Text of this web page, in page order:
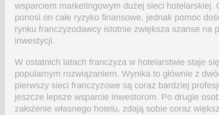
wsparciem marketingowym dużej sieci hotelarskiej.
ponosi on całe ryzyko finansowe, jednak pomoc
rynku franczyzodawcy istotnie zwiększa szanse na
inwestycji.
W ostatnich latach franczyza w hotelarstwie staje
popularnym rozwiązaniem. Wynika to głównie z
pierwszy sieci franczyzowe są coraz bardziej
jeszcze lepsze wsparcie inwestorom. Po drugie
założenie własnego hotelu, zdają sobie coraz